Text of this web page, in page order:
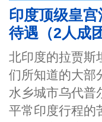
印度顶级皇
待遇（2人成
北印度的拉贾斯
们所知道的大部
水乡城市乌代普
平常印度行程的